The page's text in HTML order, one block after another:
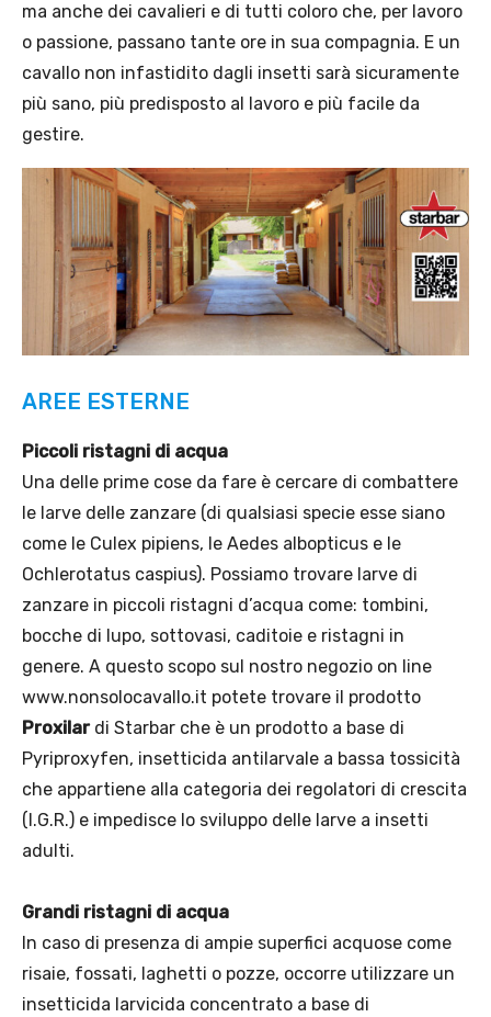
ma anche dei cavalieri e di tutti coloro che, per lavoro
o passione, passano tante ore in sua compagnia. E un
cavallo non infastidito dagli insetti sarà sicuramente
più sano, più predisposto al lavoro e più facile da
gestire.
AREE ESTERNE
Piccoli ristagni di acqua
Una delle prime cose da fare è cercare di combattere
le larve delle zanzare (di qualsiasi specie esse siano
come le Culex pipiens, le Aedes albopticus e le
Ochlerotatus caspius). Possiamo trovare larve di
zanzare in piccoli ristagni d’acqua come: tombini,
bocche di lupo, sottovasi, caditoie e ristagni in
genere. A questo scopo sul nostro negozio on line
www.nonsolocavallo.it potete trovare il prodotto
Proxilardi Starbar che è un prodotto a base di
Pyriproxyfen, insetticida antilarvale a bassa tossicità
che appartiene alla categoria dei regolatori di crescita
(I.G.R.) e impedisce lo sviluppo delle larve a insetti
adulti.
Grandi ristagni di acqua
In caso di presenza di ampie superfici acquose come
risaie, fossati, laghetti o pozze, occorre utilizzare un
insetticida larvicida concentrato a base di